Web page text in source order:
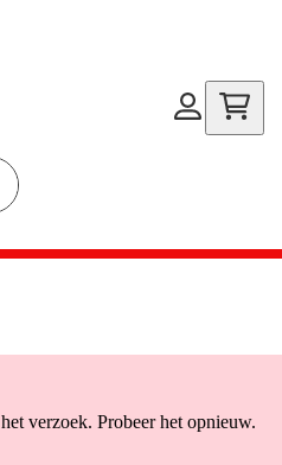
verzoek. Probeer het opnieuw.